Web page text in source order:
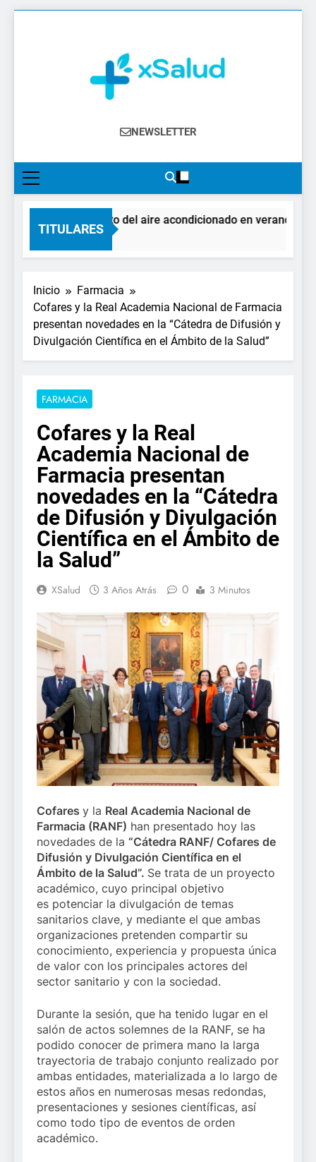
XSalud
Noticias Del Sector Salud. Congresos Y
Farmacéutica, Atención Primaria,
Especialistas, Farmacia, Etc…
NEWSLETTER
TITULARES
El impacto del aire acondicionado en verano:
3 Días Atrás
Inicio
Farmacia
Cofares y la Real Academia Nacional de Farmacia
presentan novedades en la “Cátedra de Difusión y
Divulgación Científica en el Ámbito de la Salud”
FARMACIA
Cofares y la Real
Academia Nacional de
Farmacia presentan
novedades en la “Cátedra
de Difusión y Divulgación
Científica en el Ámbito de
la Salud”
XSalud 3 Años Atrás 0 3 Minutos
Cofares y la Real Academia Nacional de
Farmacia (RANF) han presentado hoy las
novedades de la “Cátedra RANF/ Cofares de
Difusión y Divulgación Científica en el
Ámbito de la Salud”. Se trata de un proyecto
académico, cuyo principal objetivo
es potenciar la divulgación de temas
sanitarios clave, y mediante el que ambas
organizaciones pretenden compartir su
conocimiento, experiencia y propuesta única
de valor con los principales actores del
sector sanitario y con la sociedad.
Durante la sesión, que ha tenido lugar en el
salón de actos solemnes de la RANF, se ha
podido conocer de primera mano la larga
trayectoria de trabajo conjunto realizado por
ambas entidades, materializada a lo largo de
estos años en numerosas mesas redondas,
presentaciones y sesiones científicas, así
como todo tipo de eventos de orden
académico.